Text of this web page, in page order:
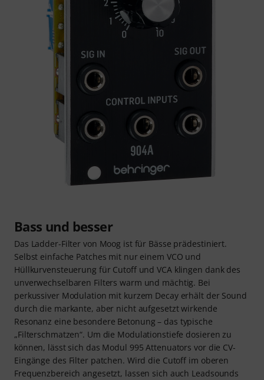
Bass und besser
Das Ladder-Filter von Moog ist für Bässe prädestiniert.
Selbst einfache Patches mit nur einem VCO und
Hüllkurvensteuerung für Cutoff und VCA klingen dank des
unverwechselbaren Filters warm und mächtig. Bei
perkussiver Modulation mit kurzem Decay erhält der Sound
durch die markante, aber nicht aufgesetzt wirkende
Resonanz eine besondere Betonung – das typische
„Filterschmatzen“. Um die Modulationstiefe dosieren zu
können, lässt sich das Modul 995 Attenuators vor die CV-
Eingänge des Filter patchen. Wird die Cutoff im oberen
Frequenzbereich angesetzt, lassen sich auch Leadsounds